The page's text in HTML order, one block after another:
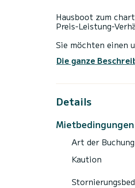
Hausboot zum
Preis-Leistung-
Sie möchten einen
Kabinen genießen.
Campi 300 -
Es ist unter
Buchungsanfragen
Die ganze
Details
Mietbedingungen
Art der Buchung
Kaution